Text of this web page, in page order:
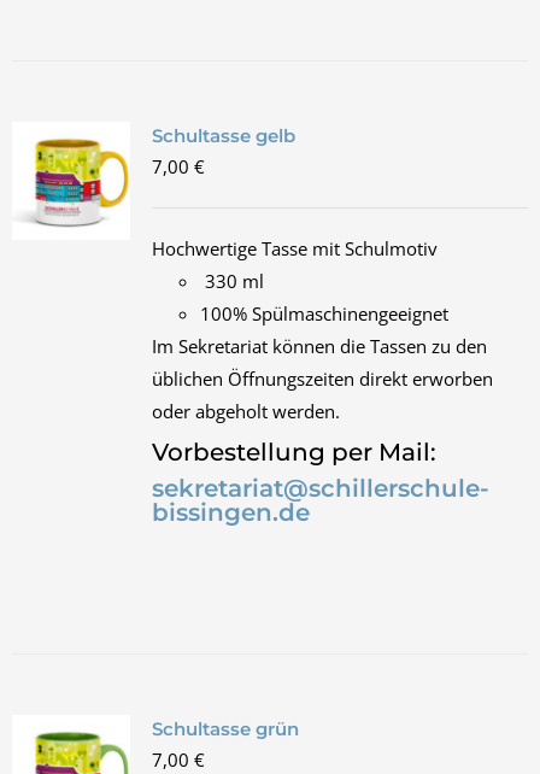
Schultasse gelb
7,00 €
Hochwertige Tasse mit Schulmotiv
330 ml
100% Spülmaschinengeeignet
Im Sekretariat können die Tassen zu den
üblichen Öffnungszeiten direkt erworben
oder abgeholt werden.
Vorbestellung per Mail:
sekretariat@schillerschule-
bissingen.de
Schultasse grün
7,00 €